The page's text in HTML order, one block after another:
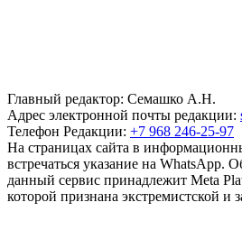
Главный редактор: Семашко А.Н.
Адрес электронной почты редакции:
Телефон Редакции: +7 968 246-25-97
На страницах сайта в
встречаться указание на WhatsApp.
данный сервис принадлежит Meta
которой признана экстремистской и